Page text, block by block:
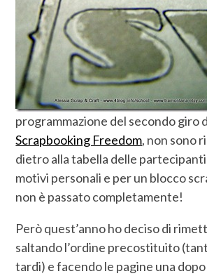
programmazione del secondo giro
Scrapbooking Freedom, non sono
dietro alla tabella delle
motivi personali e per un blocco
non è passato completamente!
Però quest’anno ho deciso di
saltando l’ordine precostituito
tardi) e facendo le pagine una